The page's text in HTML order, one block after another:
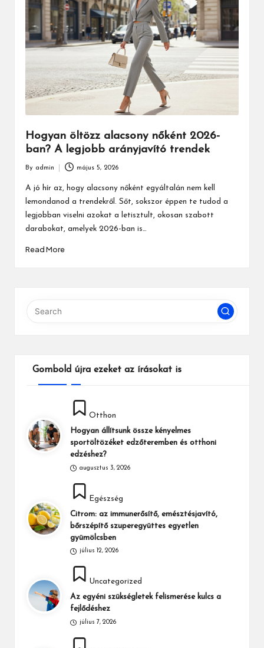
Hogyan öltözz alacsony nőként 2026-
ban? A legjobb arányjavító trendek
Posted
by
By admin május 5, 2026
A jó hír az, hogy alacsony nőként egyáltalán nem kell
lemondanod a trendekről. Sőt, sokszor éppen te tudod a
legjobban viselni azokat a letisztult, okosan szabott
darabokat, amelyek 2026-ban is…
Read More
Gombold újra ezeket az írásokat is
Otthon
Hogyan állítsunk össze kényelmes
sportöltözéket edzőteremben és otthoni
edzéshez?
augusztus 3, 2026
Posted
in
Egészség
Citrom: az immunerősítő, emésztésjavító,
bőrszépítő szuperegyüttes egyetlen
gyümölcsben
július 12, 2026
Uncategorized
Az egyéni szükségletek felismerése kulcs a
fejlődéshez
július 7, 2026